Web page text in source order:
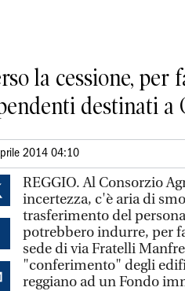
la cessione,
destinati a
2014 04:10
REGGIO. Al Consorzio
incertezza, c'è aria di
trasferimento del
potrebbero indurre, per
sede di via Fratelli
"conferimento" degli
reggiano ad un Fondo